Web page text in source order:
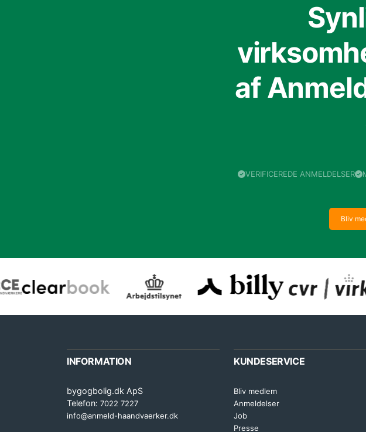
af
VERIFICEREDE ANMELDELSER
Bliv
INFORMATION
bygogbolig.dk ApS
Telefon: 7022 7227
info@anmeld-haandvaerker.dk
KUNDESERVICE
Bliv medlem
Anmeldelser
Job
Presse